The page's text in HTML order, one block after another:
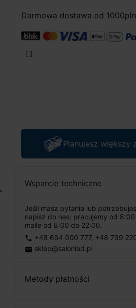
Darmowa dostawa od
Planujesz większy
Wsparcie techniczne
Jeśli masz pytania lub
napisz do nas: pracujemy od
maile od 8:00 do 22:00.
phone +48 694 000 777, +48 799
email sklep@salonled.pl
Metody płatności